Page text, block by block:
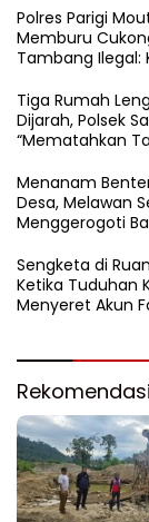
Polres Parigi
Memburu
Tambang Ilegal:
Semak Karya
Tiga Rumah
Dijarah, Polsek
“Mematahkan
Menanam
Desa, Melawan
Menggerogoti
Sengketa di
Ketika Tuduhan
Menyeret Akun